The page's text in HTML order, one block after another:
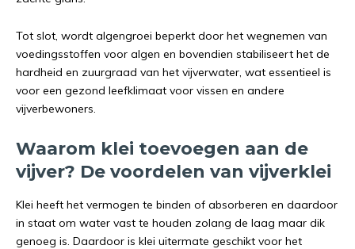
Tot slot, wordt algengroei beperkt door het wegnemen van
voedingsstoffen voor algen en bovendien stabiliseert het de
hardheid en zuurgraad van het vijverwater, wat essentieel is
voor een gezond leefklimaat voor vissen en andere
vijverbewoners.
Waarom klei toevoegen aan de
vijver? De voordelen van vijverklei
Klei heeft het vermogen te binden of absorberen en daardoor
in staat om water vast te houden zolang de laag maar dik
genoeg is. Daardoor is klei uitermate geschikt voor het